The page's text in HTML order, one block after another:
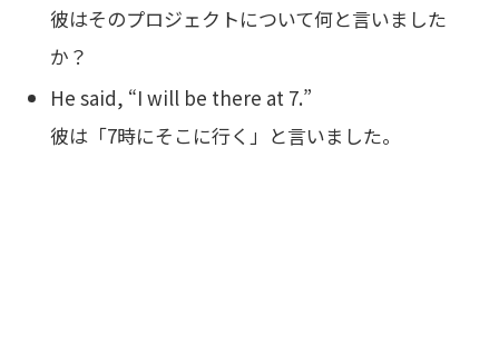
彼はそのプロジェクトについて何と言いました
か？
He said, “I will be there at 7.”
彼は「7時にそこに行く」と言いました。